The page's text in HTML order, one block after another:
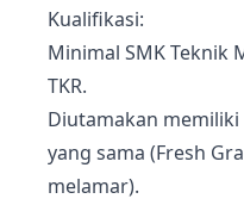
Kualifikasi:
Minimal SMK Teknik
TKR.
Diutamakan
yang sama (Fresh
melamar).